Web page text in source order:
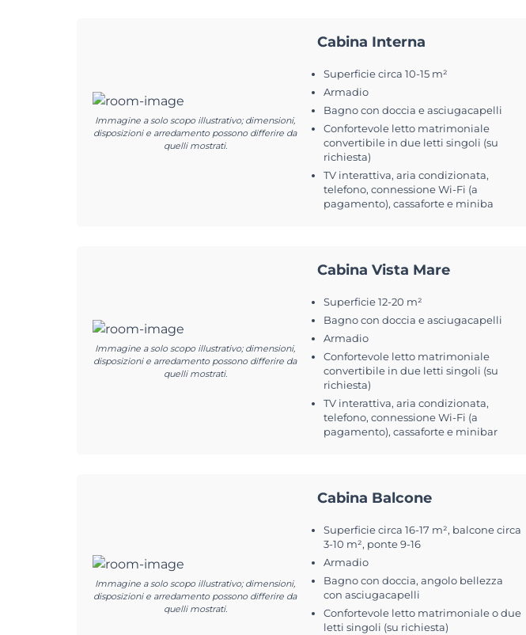
Immagine a solo scopo illustrativo; dimensioni,
disposizioni e arredamento possono differire da
quelli mostrati.
Cabina Interna
Superficie circa 10-15 m²
Armadio
Bagno con doccia e asciugacapelli
Confortevole letto matrimoniale
convertibile in due letti singoli (su
richiesta)
TV interattiva, aria condizionata,
telefono, connessione Wi-Fi (a
pagamento), cassaforte e miniba
Immagine a solo scopo illustrativo; dimensioni,
disposizioni e arredamento possono differire da
quelli mostrati.
Cabina Vista Mare
Superficie 12-20 m²
Bagno con doccia e asciugacapelli
Armadio
Confortevole letto matrimoniale
convertibile in due letti singoli (su
richiesta)
TV interattiva, aria condizionata,
telefono, connessione Wi-Fi (a
pagamento), cassaforte e minibar
Immagine a solo scopo illustrativo; dimensioni,
disposizioni e arredamento possono differire da
quelli mostrati.
Cabina Balcone
Superficie circa 16-17 m², balcone circa
3-10 m², ponte 9-16
Armadio
Bagno con doccia, angolo bellezza
con asciugacapelli
Confortevole letto matrimoniale o due
letti singoli (su richiesta)